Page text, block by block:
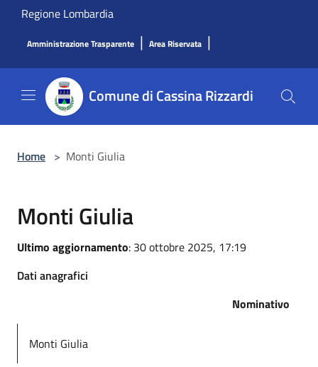
Salta al contenuto principale
Regione Lombardia
Amministrazione Trasparente | Area Riservata |
Comune di Cassina Rizzardi
Home > Monti Giulia
Monti Giulia
Ultimo aggiornamento: 30 ottobre 2025, 17:19
Dati anagrafici
Nominativo
Monti Giulia